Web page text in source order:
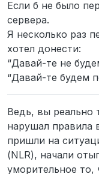
Если б не было
сервера.
Я несколько раз
хотел донести:
“Давай-те не
“Давай-те будем
Ведь, вы реально
нарушал правила
пришли на
(NLR), начали
уморительное то,